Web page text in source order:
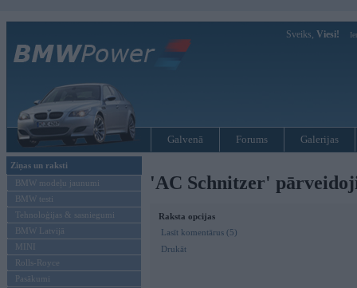
Sveiks, Viesi!
Galvenā Forums Galerijas
Ziņas un raksti
BMW modeļu jaunumi
BMW testi
Tehnoloģijas & sasniegumi
BMW Latvijā
MINI
Rolls-Royce
Pasākumi
'AC Schnitzer'
Raksta opcijas
Lasīt komentārus (5)
Drukāt